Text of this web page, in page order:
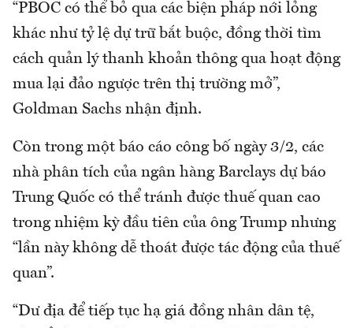
“PBOC có thể bỏ qua các biện pháp nới lỏng
khác như tỷ lệ dự trữ bắt buộc, đồng thời tìm
cách quản lý thanh khoản thông qua hoạt động
mua lại đảo ngược trên thị trường mở”,
Goldman Sachs nhận định.
Còn trong một báo cáo công bố ngày 3/2, các
nhà phân tích của ngân hàng Barclays dự báo
Trung Quốc có thể tránh được thuế quan cao
trong nhiệm kỳ đầu tiên của ông Trump nhưng
“lần này không dễ thoát được tác động của thuế
quan”.
“Dư địa để tiếp tục hạ giá đồng nhân dân tệ,